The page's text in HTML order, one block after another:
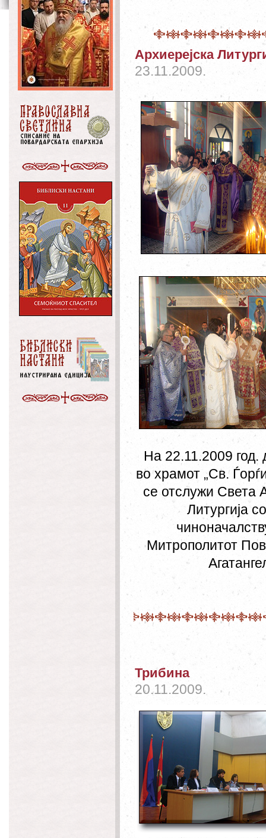
Архиерејска
23.11.2009.
На 22.11.2009 год.
во храмот „Св.
се отслужи Света
Литургија
Митрополитот
Трибина
20.11.2009.